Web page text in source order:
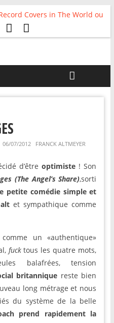
Covers in The World ou
du pire
dans les vieux pots
Time, Again : Tyler Ballgame
06/07/2012 FRANCK ALTMEYER
d’êtreoptimiste ! Son
(The Angel’s Share),sorti
petite comédie simple et
et sympathique comme
un «authentique»
fucktous les quatre mots,
balafrées, tension
britannique reste bien
long métrage et nous
du système de la belle
prend rapidement la